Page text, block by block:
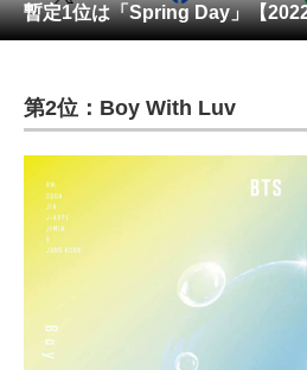
メディア
ITの今と未来を見通す
進化するPCとデバイスの未来
好きが集まる 比べて選べる
暫定1位は「Spring Day」【
第2位：Boy With Luv